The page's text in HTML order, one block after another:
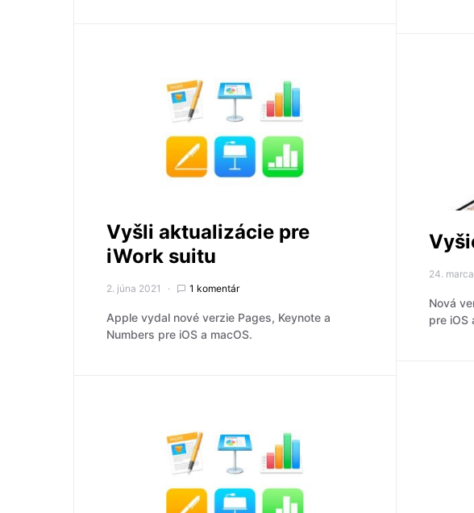
Vyšli aktualizácie pre
iWork suitu
2. júna 2021 1 komentár
Apple vydal nové verzie Pages, Keynote a
Numbers pre iOS a macOS.
24.
Nová
pre iOS